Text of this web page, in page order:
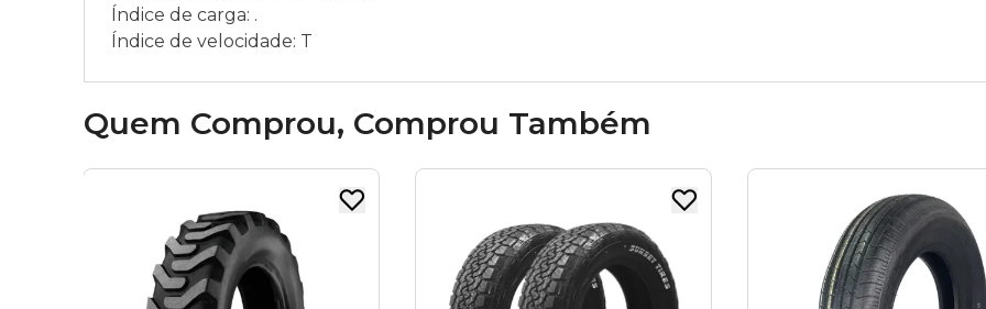
Índice de carga: .
Índice de velocidade: T
Quem Comprou, Comprou Também